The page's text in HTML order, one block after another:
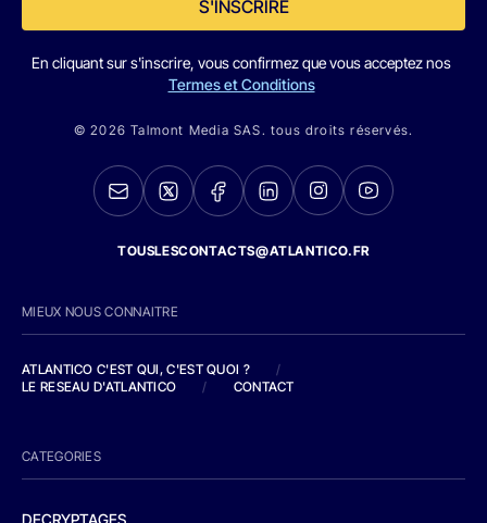
S'INSCRIRE
En cliquant sur s'inscrire, vous confirmez que vous acceptez nos
Termes et Conditions
© 2026 Talmont Media SAS. tous droits réservés.
TOUSLESCONTACTS@ATLANTICO.FR
MIEUX NOUS CONNAITRE
ATLANTICO C'EST QUI, C'EST QUOI ?
/
LE RESEAU D'ATLANTICO
/ CONTACT
CATEGORIES
DECRYPTAGES